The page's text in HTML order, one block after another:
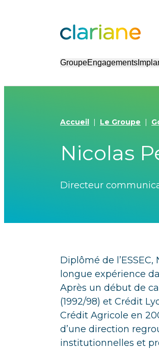
GroupeEngagements
Accueil Le Groupe
Nicolas
Directeur
Diplômé de
longue expérience
Après un début de
(1992/98) et Crédit
Crédit Agricole en
d’une direction
institutionnelles et